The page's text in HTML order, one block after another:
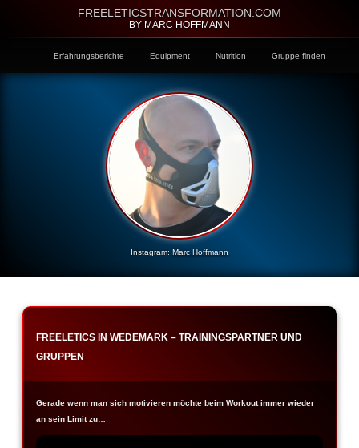
FREELETICSTRANSFORMATION.COM
BY MARC HOFFMANN
Erfahrungsberichte Equipment Nutrition Gruppe finden
Instagram: Marc Hoffmann
FREELETICS IN WEDEMARK – TRAININGSPARTNER UND
GRUPPEN
Gerade wenn man sich motivieren möchte beim Workout immer wieder
an sein Limit zu…